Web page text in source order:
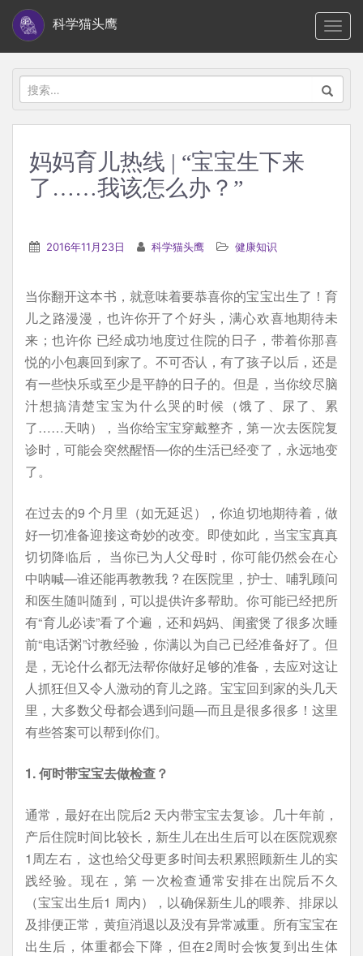
i
科学猫头鹰
搜
索：
妈妈育儿热线 | “宝宝生下来
了……我该怎么办？”
2016年11月23日 科学猫头鹰 健康知识
当你翻开这本书，就意味着要恭喜你的宝宝出生了！育
儿之路漫漫，也许你开了个好头，满心欢喜地期待未
来；也许你 已经成功地度过住院的日子，带着你那喜
悦的小包裹回到家了。不可否认，有了孩子以后，还是
有一些快乐或至少是平静的日子的。但是，当你绞尽脑
汁想搞清楚宝宝为什么哭的时候（饿了、尿了、累
了……天呐），当你给宝宝穿戴整齐，第一次去医院复
诊时，可能会突然醒悟—你的生活已经变了，永远地变
了。
在过去的9 个月里（如无延迟），你迫切地期待着，做
好一切准备迎接这奇妙的改变。即使如此，当宝宝真真
切切降临后， 当你已为人父母时，你可能仍然会在心
中呐喊—谁还能再教教我 ? 在医院里，护士、哺乳顾问
和医生随叫随到，可以提供许多帮助。你可能已经把所
有“育儿必读”看了个遍，还和妈妈、闺蜜煲了很多次睡
前“电话粥”讨教经验，你满以为自己已经准备好了。但
是，无论什么都无法帮你做好足够的准备，去应对这让
人抓狂但又令人激动的育儿之路。宝宝回到家的头几天
里，大多数父母都会遇到问题—而且是很多很多！这里
有些答案可以帮到你们。
1. 何时带宝宝去做检查？
通常，最好在出院后2 天内带宝宝去复诊。几十年前，
产后住院时间比较长，新生儿在出生后可以在医院观察
1周左右， 这也给父母更多时间去积累照顾新生儿的实
践经验。现在，第 一次检查通常安排在出院后不久
（宝宝出生后1 周内），以确保新生儿的喂养、排尿以
及排便正常，黄疸消退以及没有异常减重。所有宝宝在
出生后，体重都会下降，但在2周时会恢复到出生体